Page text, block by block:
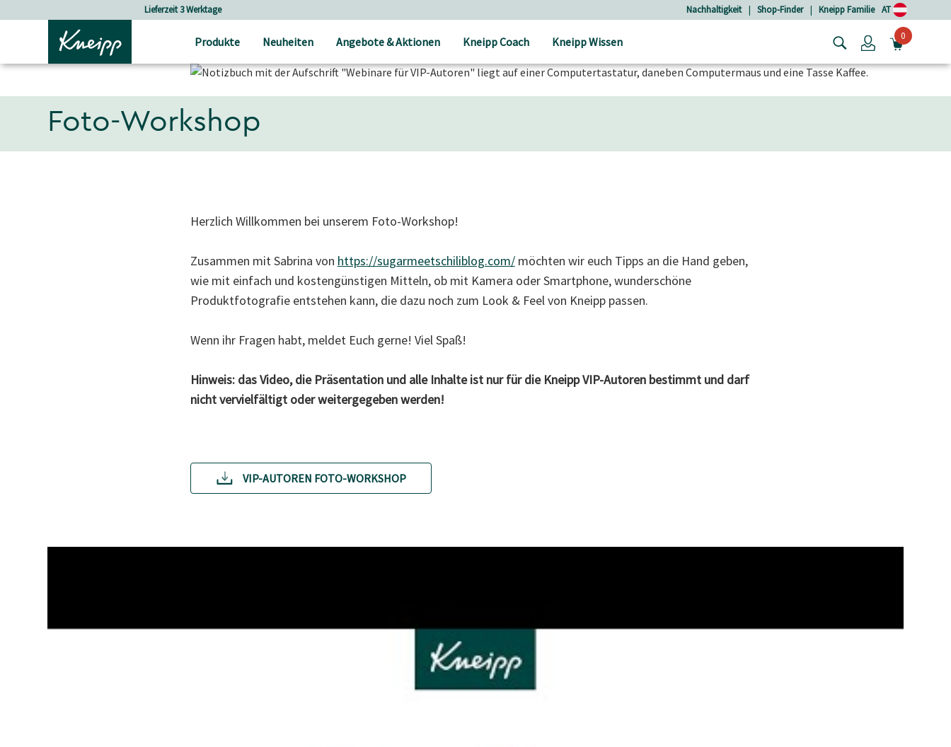
Lieferzeit 3 Werktage Nachhaltigkeit | Shop-Finder | Kneipp Familie AT
Produkte Neuheiten Angebote & Aktionen Kneipp Coach Kneipp Wissen Login0
Foto-Workshop
Herzlich Willkommen bei unserem Foto-Workshop!
Zusammen mit Sabrina von https://sugarmeetschiliblog.com/möchten wir euch Tipps an die Hand geben,
wie mit einfach und kostengünstigen Mitteln, ob mit Kamera oder Smartphone, wunderschöne
Produktfotografie entstehen kann, die dazu noch zum Look & Feel von Kneipp passen.
Wenn ihr Fragen habt, meldet Euch gerne! Viel Spaß!
Hinweis: das Video, die Präsentation und alle Inhalte ist nur für die Kneipp VIP-Autoren bestimmt und darf
nicht vervielfältigt oder weitergegeben werden!
VIP-AUTOREN FOTO-WORKSHOP